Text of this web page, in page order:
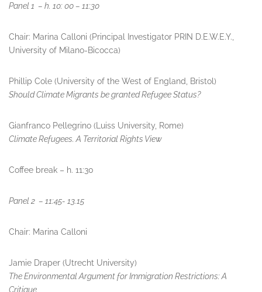
Panel 1 – h. 10: 00 – 11:30
Chair: Marina Calloni (Principal Investigator PRIN D.E.W.E.Y.,
University of Milano-Bicocca)
Phillip Cole (University of the West of England, Bristol)
Should Climate Migrants be granted Refugee Status?
Gianfranco Pellegrino (Luiss University, Rome)
Climate Refugees. A Territorial Rights View
Coffee break – h. 11:30
Panel 2 – 11:45- 13.15
Chair: Marina Calloni
Jamie Draper (Utrecht University)
The Environmental Argument for Immigration Restrictions: A
Critique